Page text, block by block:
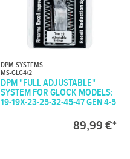
DPM SYSTEMS
MS-GLG4/2
DPM "FULL ADJUSTABLE"
SYSTEM FOR GLOCK MODELS:
19-19X-23-25-32-45-47 GEN 4-5
89,99 €*